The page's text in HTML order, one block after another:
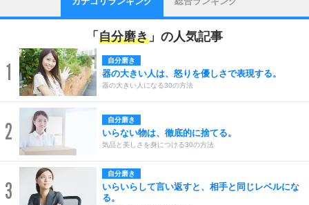
「 自分磨き 」の人気記事
1 自分磨き
器の大きい人は、怒りを優しさで表現する。
器の大きい人になる30の方法
2 自分磨き
いらない物は、徹底的に捨てる。
気品と美しさを身につける30の方法
3
自分磨き
いらいらして言い返すと、相手と同じレベルにな
る。